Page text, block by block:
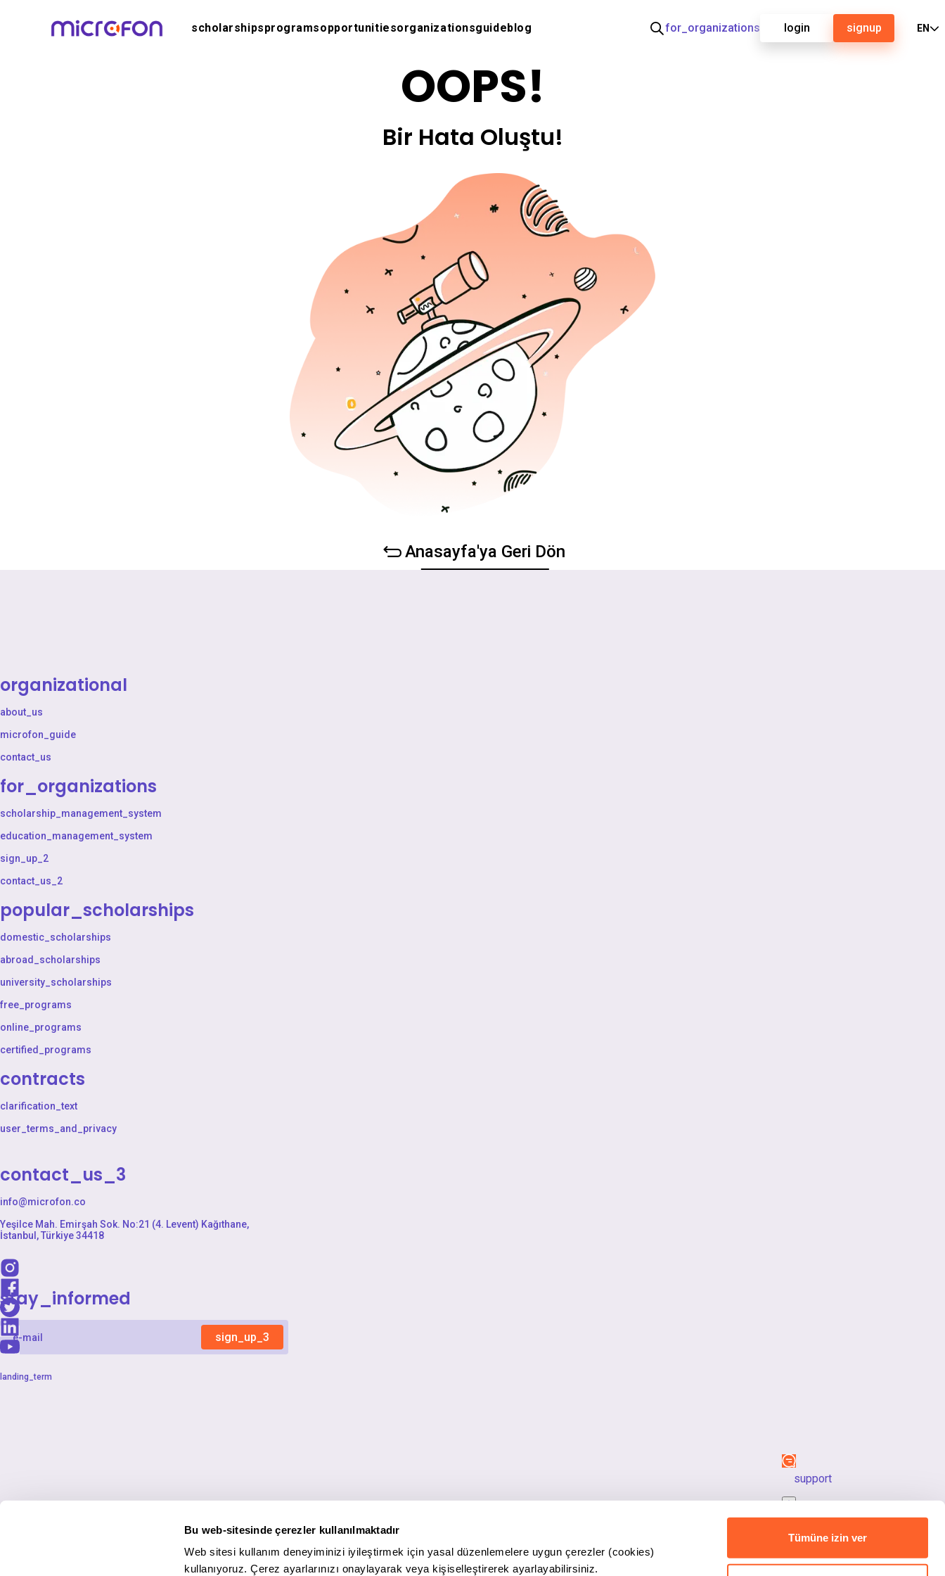
Bu web-sitesinde çerezler kullanılmaktadır
Web sitesi kullanım deneyiminizi iyileştirmek için yasal düzenlemelere uygun çerezler (cookies)
kullanıyoruz. Çerez ayarlarınızı onaylayarak veya kişiselleştirerek ayarlayabilirsiniz.
Tümüne izin ver
scholarshipsprogramsopportunitiesorganizationsguideblog for_organizations login signup EN
OOPS!
Bir Hata Oluştu!
Anasayfa'ya Geri Dön
organizational
about_us
microfon_guide
contact_us
for_organizations
scholarship_management_system
education_management_system
sign_up_2
contact_us_2
popular_scholarships
domestic_scholarships
abroad_scholarships
university_scholarships
free_programs
online_programs
certified_programs
contracts
clarification_text
user_terms_and_privacy
contact_us_3
info@microfon.co
Yeşilce Mah. Emirşah Sok. No:21 (4. Levent) Kağıthane,
İstanbul, Türkiye 34418
stay_informed
sign_up_3
landing_term
support